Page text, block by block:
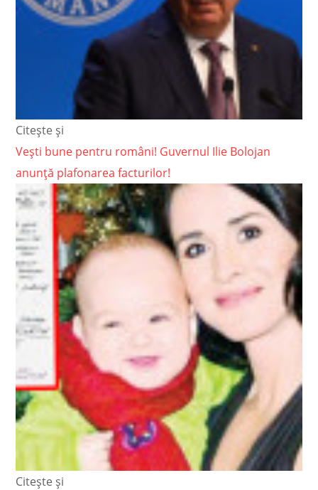
Citește și
Vești bune pentru români! Guvernul Ilie Bolojan
anunță plafonarea facturilor!
Citește și